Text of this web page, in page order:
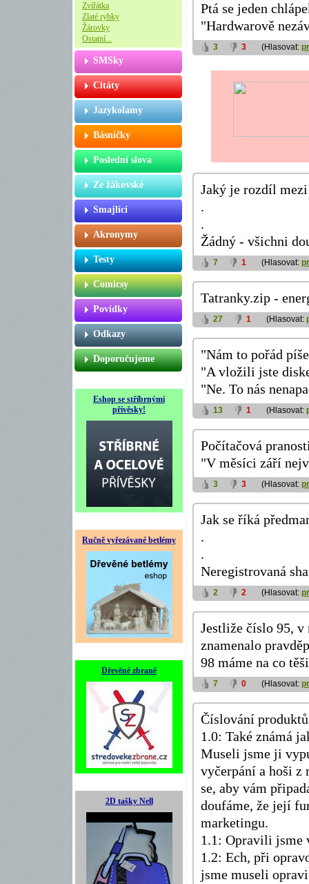
Zvířátka
Zlaté rybky
Žárovky
Ostatní...
SMSky
Citáty
Jazykolamy
Básničky
Poslední slova
Ze žákovské
Smajlíci
Akronymy
Testy
Comicsy
Povídky
Odkazy
Doporučujeme
Eshop se stříbrnými
přívěsky!
Ručně vyřezávané betlémy
Dřevěné zbraně
2D tašky Nell
Ptá se jeden
"Hardwarově
3 3 (Hlasovat:
Jaký je rozdíl
.
.
Žádný - všichni
7 1 (Hlasovat:
Tatranky.zip -
27 1 (Hlasovat:
"Nám to pořád
"A vložili jste
"Ne. To nás
13 1 (Hlasovat:
Počítačová
"V měsíci září
3 3 (Hlasovat:
Jak se říká
.
.
Neregistrovaná
2 2 (Hlasovat:
Jestliže číslo 95, v
znamenalo
98 máme na co
7 0 (Hlasovat:
Číslování
1.0: Také známá
Museli jsme ji
vyčerpání a hoši
se, aby vám
doufáme, že její
marketingu.
1.1: Opravili jsme
1.2: Ech, při
jsme museli